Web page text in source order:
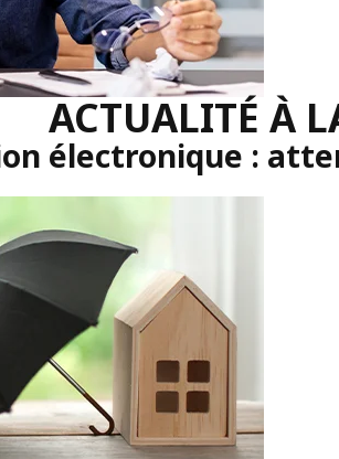
ACTUALITÉ À
électronique :